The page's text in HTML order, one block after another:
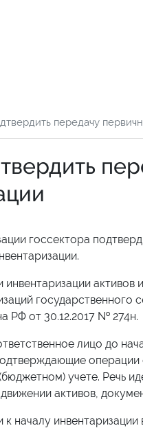
передачу
госсектора
РФ от 30.12.2017 № 274н.
лицо до
учете. Речь
активов,
началу